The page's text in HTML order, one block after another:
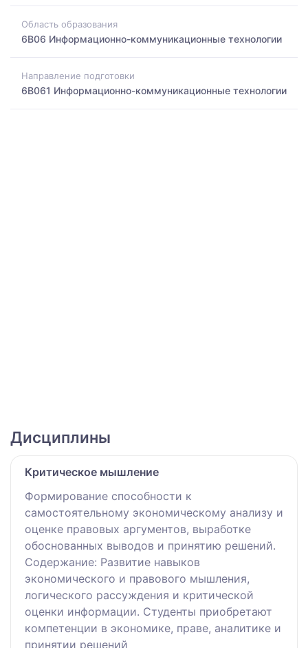
Область образования
6B06 Информационно-коммуникационные технологии
Направление подготовки
6B061 Информационно-коммуникационные технологии
Дисциплины
Критическое мышление
Формирование способности к
самостоятельному экономическому анализу и
оценке правовых аргументов, выработке
обоснованных выводов и принятию решений.
Содержание: Развитие навыков
экономического и правового мышления,
логического рассуждения и критической
оценки информации. Студенты приобретают
компетенции в экономике, праве, аналитике и
принятии решений